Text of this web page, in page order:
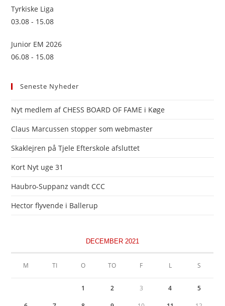
Tyrkiske Liga
03.08 - 15.08
Junior EM 2026
06.08 - 15.08
Seneste Nyheder
Nyt medlem af CHESS BOARD OF FAME i Køge
Claus Marcussen stopper som webmaster
Skaklejren på Tjele Efterskole afsluttet
Kort Nyt uge 31
Haubro-Suppanz vandt CCC
Hector flyvende i Ballerup
DECEMBER 2021
M TI O TO F L S
1 2 3 4 5